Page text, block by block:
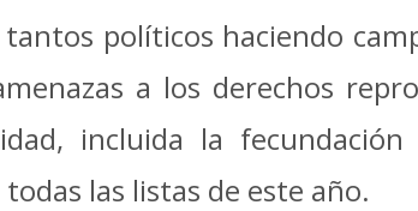
políticos haciendo
a los derechos
incluida la
las listas de este año.